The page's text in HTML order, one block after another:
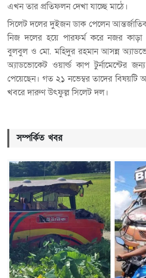
এখন তার প্রতিফলন দেখা যাচ্ছে মাঠে।
সিলেট দলের দুইজন ডাক পেলেন
নিজ দলের হয়ে পারফর্ম করে নজর
বুলবুল ও মো. মহিদুর রহমান আসন্ন
অ্যাডভোকেট ওয়ার্ল্ড কাপ টুর্নামেন্টের
পেয়েছেন। গত ২১ নভেম্বর তাদের
খবরে দারুণ উৎফুল্ল সিলেট দল।
সম্পর্কিত খবর